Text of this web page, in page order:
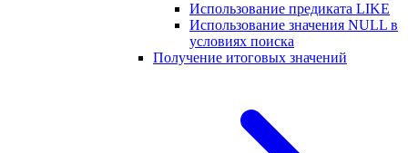
Использование предиката LIKE
Использование значения NULL в
условиях поиска
Получение итоговых значений